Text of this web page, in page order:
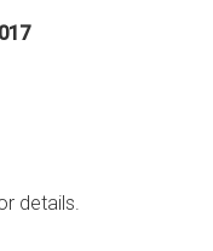
details.